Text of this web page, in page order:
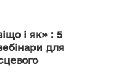
і як» : 5
для